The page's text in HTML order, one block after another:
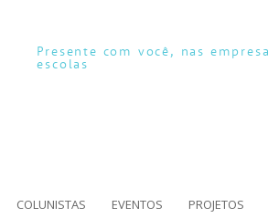
Presente com você, nas
escolas
COLUNISTAS EVENTOS PROJETOS